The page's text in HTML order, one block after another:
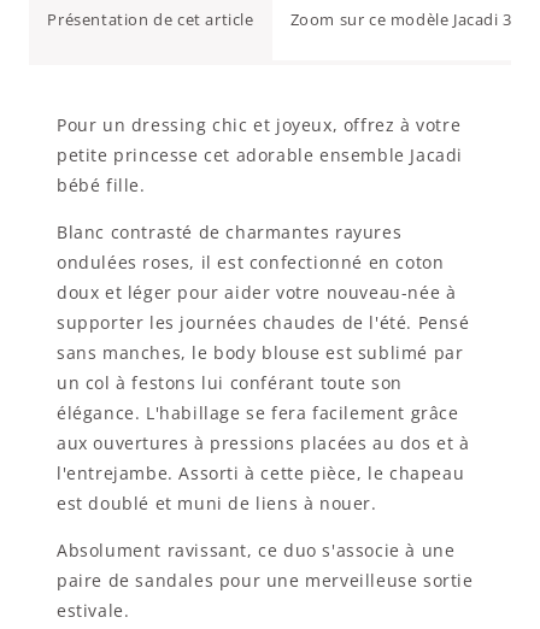
Présentation de cet article Zoom sur ce modèle Jacadi 3
Pour un dressing chic et joyeux, offrez à votre
petite princesse cet adorable ensemble Jacadi
bébé fille.
Blanc contrasté de charmantes rayures
ondulées roses, il est confectionné en coton
doux et léger pour aider votre nouveau-née à
supporter les journées chaudes de l'été. Pensé
sans manches, le body blouse est sublimé par
un col à festons lui conférant toute son
élégance. L'habillage se fera facilement grâce
aux ouvertures à pressions placées au dos et à
l'entrejambe. Assorti à cette pièce, le chapeau
est doublé et muni de liens à nouer.
Absolument ravissant, ce duo s'associe à une
paire de sandales pour une merveilleuse sortie
estivale.